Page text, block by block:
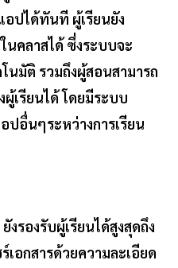
อปได้ทันที ผู้เรียนยัง
นคลาสได้ ซึ่งระบบจะ
นมัติ รวมถึงผู้สอนสามารถ
ผู้เรียนได้ โดยมีระบบ
ปอื่นๆระหว่างการเรียน
งรองรับผู้เรียนได้สูงสุดถึง
เอกสารด้วยความละเอียด